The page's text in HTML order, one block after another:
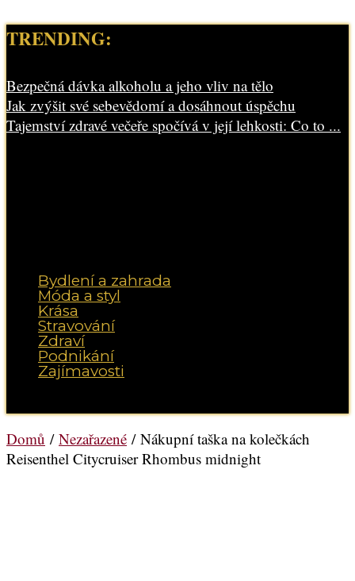
TRENDING:
Bezpečná dávka alkoholu a jeho vliv na tělo
Jak zvýšit své sebevědomí a dosáhnout úspěchu
Tajemství zdravé večeře spočívá v její lehkosti: Co to ...
Bydlení a zahrada
Móda a styl
Krása
Stravování
Zdraví
Podnikání
Zajímavosti
Domů / Nezařazené / Nákupní taška na kolečkách
Reisenthel Citycruiser Rhombus midnight